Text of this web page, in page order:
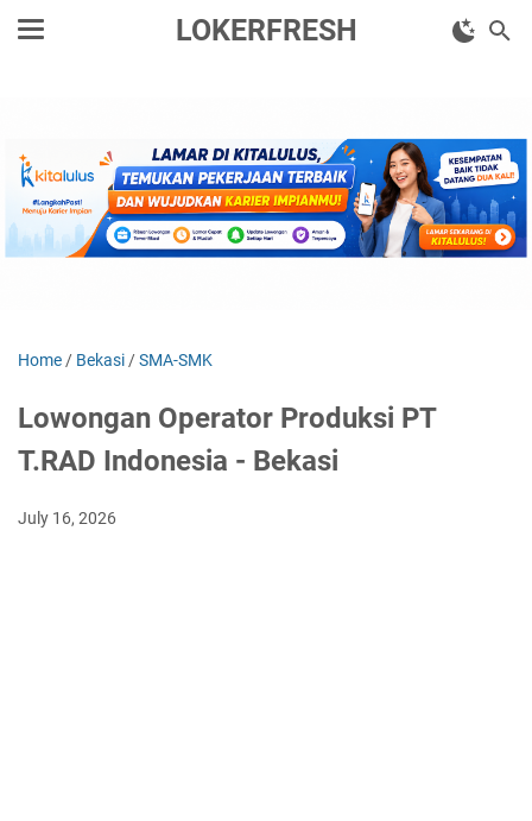
LOKERFRESH
Home / Bekasi /SMA-SMK
Lowongan Operator Produksi PT
T.RAD Indonesia - Bekasi
July 16, 2026